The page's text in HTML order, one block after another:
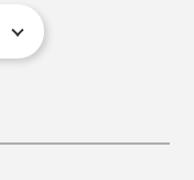
ー協会）発行の証
がおけます。
をルーツに持つジ
ィードバック。
、懐かしさを覚え
せん。MGOの数値